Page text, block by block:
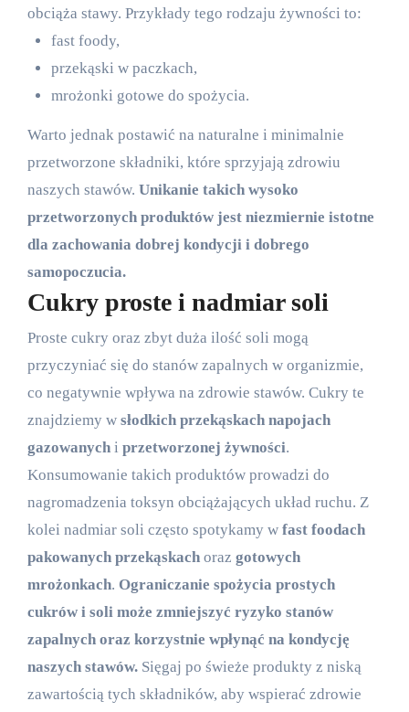
obciąża stawy. Przykłady tego rodzaju żywności to:
fast foody,
przekąski w paczkach,
mrożonki gotowe do spożycia.
Warto jednak postawić na naturalne i minimalnie
przetworzone składniki, które sprzyjają zdrowiu
naszych stawów. Unikanie takich wysoko
przetworzonych produktów jest niezmiernie istotne
dla zachowania dobrej kondycji i dobrego
samopoczucia.
Cukry proste i nadmiar soli
Proste cukry oraz zbyt duża ilość soli mogą
przyczyniać się do stanów zapalnych w organizmie,
co negatywnie wpływa na zdrowie stawów. Cukry te
znajdziemy w słodkich przekąskach napojach
gazowanychi przetworzonej żywności.
Konsumowanie takich produktów prowadzi do
nagromadzenia toksyn obciążających układ ruchu. Z
kolei nadmiar soli często spotykamy w fast foodach
pakowanych przekąskachoraz gotowych
mrożonkach. Ograniczanie spożycia prostych
cukrów i soli może zmniejszyć ryzyko stanów
zapalnych oraz korzystnie wpłynąć na kondycję
naszych stawów.Sięgaj po świeże produkty z niską
zawartością tych składników, aby wspierać zdrowie